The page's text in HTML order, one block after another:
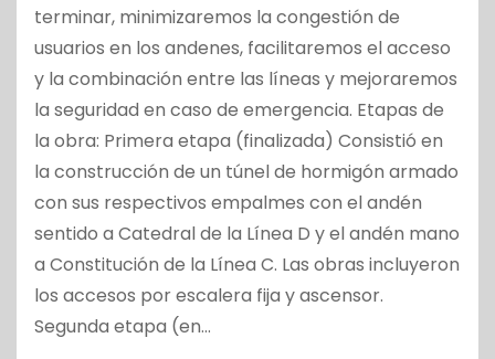
terminar, minimizaremos la congestión de
usuarios en los andenes, facilitaremos el acceso
y la combinación entre las líneas y mejoraremos
la seguridad en caso de emergencia. Etapas de
la obra: Primera etapa (finalizada) Consistió en
la construcción de un túnel de hormigón armado
con sus respectivos empalmes con el andén
sentido a Catedral de la Línea D y el andén mano
a Constitución de la Línea C. Las obras incluyeron
los accesos por escalera fija y ascensor.
Segunda etapa (en…